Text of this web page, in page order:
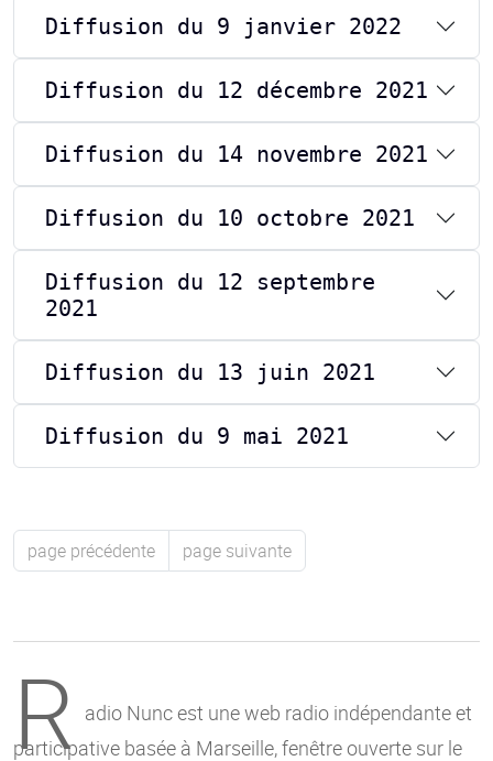
Diffusion du 9 janvier 2022
Diffusion du 12 décembre 2021
Diffusion du 14 novembre 2021
Diffusion du 10 octobre 2021
Diffusion du 12 septembre
2021
Diffusion du 13 juin 2021
Diffusion du 9 mai 2021
page précédente page suivante
R adio Nunc est une web radio indépendante et
participative basée à Marseille, fenêtre ouverte sur le